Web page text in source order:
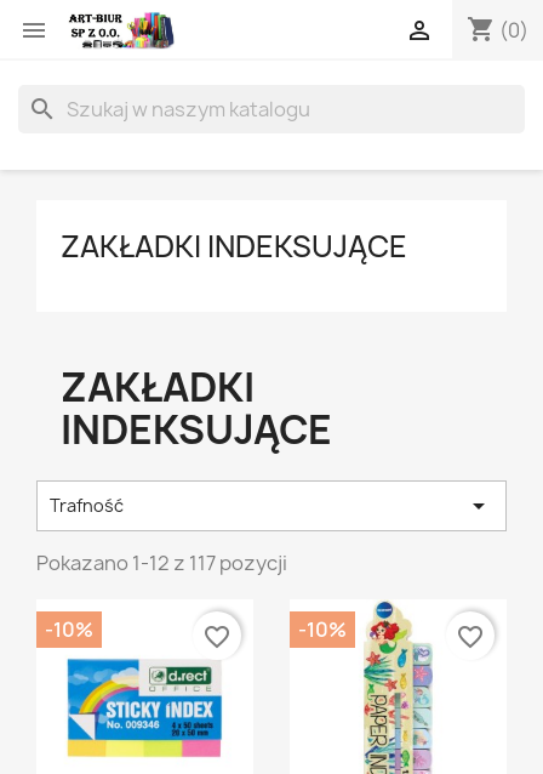
 shopping_cart (0)

search
ZAKŁADKI INDEKSUJĄCE
ZAKŁADKI
INDEKSUJĄCE
Trafność 
Pokazano 1-12 z 117 pozycji
-10% favorite_border -10% favorite_border